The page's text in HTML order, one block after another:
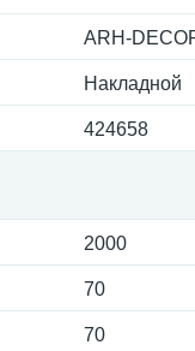
ARH-
Накладной
424658
2000
70
70